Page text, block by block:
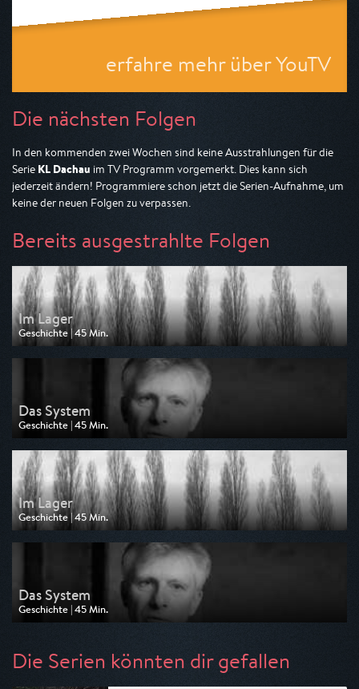
erfahre mehr über YouTV
Die nächsten Folgen
In den kommenden zwei Wochen sind keine Ausstrahlungen für die
Serie KL Dachau im TV Programm vorgemerkt. Dies kann sich
jederzeit ändern! Programmiere schon jetzt die Serien-Aufnahme, um
keine der neuen Folgen zu verpassen.
Bereits ausgestrahlte Folgen
Im Lager
Geschichte | 45 Min.
Ausgestrahlt von ARD alpha
am 28.04.2025, 00:20
Das System
Geschichte | 45 Min.
Ausgestrahlt von ARD alpha
am 27.04.2025, 23:35
Im Lager
Geschichte | 45 Min.
Ausgestrahlt von ARD alpha
am 27.04.2025, 21:00
Das System
Geschichte | 45 Min.
Ausgestrahlt von ARD alpha
Die Serien könnten dir gefallen